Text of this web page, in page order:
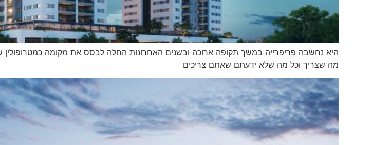
היא נחשבה פריפרייה במשך תקופה ארוכה ובשנים האחרונות החלה לבסס את מקומה
מה שצריך וכל מה שלא ידעתם שאתם צריכים